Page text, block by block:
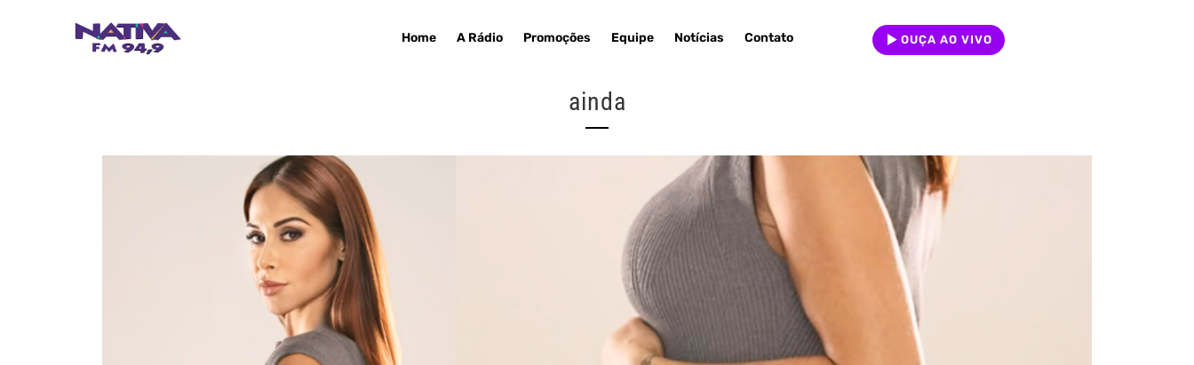
Home A Rádio Promoções Equipe Notícias Contato OUÇA AO VIVO
ainda